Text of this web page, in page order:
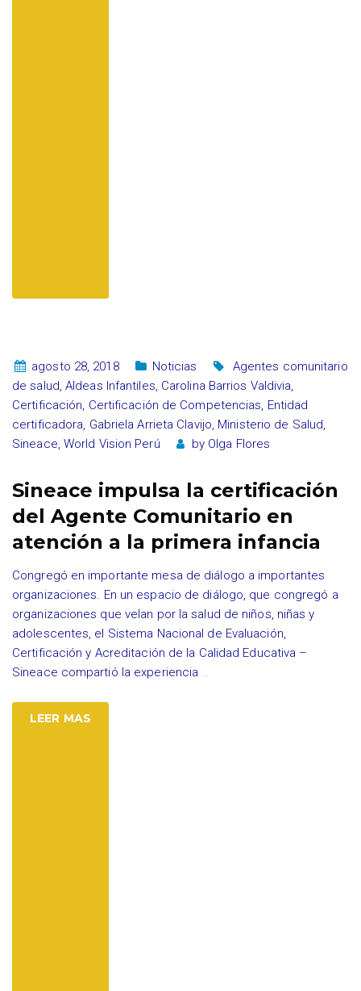
agosto 28, 2018 Noticias
Agentes comunitario
de salud,Aldeas Infantiles, Carolina Barrios Valdivia,
Certificación, Certificación de Competencias, Entidad
certificadora, Gabriela Arrieta Clavijo, Ministerio de Salud,
Sineace, World Vision Perú by Olga Flores
Sineace impulsa la certificación
del Agente Comunitario en
atención a la primera infancia
Congregó en importante mesa de diálogo a importantes
organizaciones. En un espacio de diálogo, que congregó a
organizaciones que velan por la salud de niños, niñas y
adolescentes, el Sistema Nacional de Evaluación,
Certificación y Acreditación de la Calidad Educativa –
Sineace compartió la experiencia …
LEER MAS